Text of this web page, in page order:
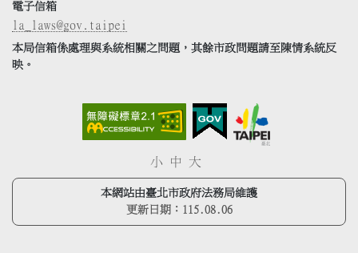
電子信箱
la_laws@gov.taipei
本局信箱係處理與系統相關之問題，其餘市政問題請至陳情系統反
映。
小 中 大
本網站由臺北市政府法務局維護
更新日期： 115.08.06